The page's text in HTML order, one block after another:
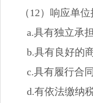
（ 1 2）响应单
a.具有独立承
b.具有良好的
c.具有履行合
d.有依法缴纳